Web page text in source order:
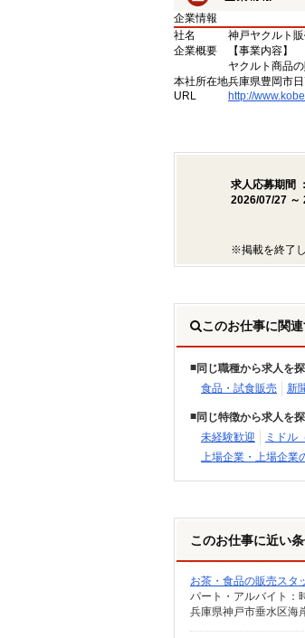
企業情報
社名
神戸ヤクルト
企業概要
【事業内容】
ヤクルト商品
本社所在地兵庫県豊岡市
URL
http://
求人応募期間 ：
2026/07/27 ～
※掲載を終了
このお仕事に関
同じ職種から求人を
食品・試食販売
新
同じ特徴から求人を
未経験歓迎
ミドル
上場企業・上場企業
このお仕事に近い
お茶・食品の販売スタ
兵庫県神戸市垂水区海